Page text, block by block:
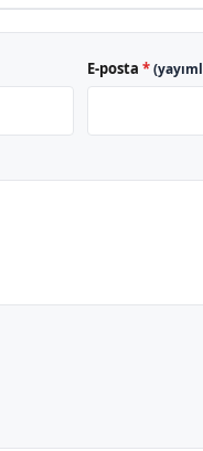
E-posta *